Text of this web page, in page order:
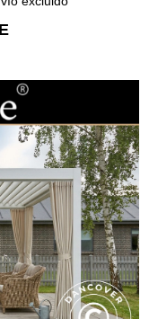
ser otras cosas
cuando estás sentado
y familiares
directamente de la
para cenadores
de sala también te
en el patio. Con
donde estar en el
a los muchos
como las paredes
página, pero
calefactores de